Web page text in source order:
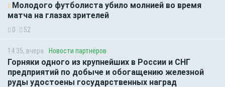
Молодого футболиста убило молнией во время
матча на глазах зрителей
0 52
14:35, вчера Новости партнёров
Горняки одного из крупнейших в России и СНГ
предприятий по добыче и обогащению железной
руды удостоены государственных наград